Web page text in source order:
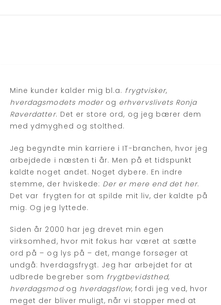
Mine kunder kalder mig bl.a. frygtvisker,
hverdagsmodets moderog erhvervslivets Ronja
Røverdatter. Det er store ord, og jeg bærer dem
med ydmyghed og stolthed.
Jeg begyndte min karriere i IT-branchen, hvor jeg
arbejdede i næsten ti år. Men på et tidspunkt
kaldte noget andet. Noget dybere. En indre
stemme, der hviskede: Der er mere end det her.
Det var frygten for at spilde mit liv, der kaldte på
mig. Og jeg lyttede.
Siden år 2000 har jeg drevet min egen
virksomhed, hvor mit fokus har været at sætte
ord på – og lys på – det, mange forsøger at
undgå: hverdagsfrygt. Jeg har arbejdet for at
udbrede begreber som frygtbevidsthed,
hverdagsmodog hverdagsflow, fordi jeg ved, hvor
meget der bliver muligt, når vi stopper med at